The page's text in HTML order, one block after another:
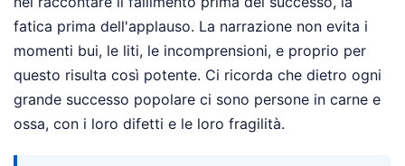
fatica prima dell'applauso. La narrazione non evita i
momenti bui, le liti, le incomprensioni, e proprio per
questo risulta così potente. Ci ricorda che dietro ogni
grande successo popolare ci sono persone in carne e
ossa, con i loro difetti e le loro fragilità.